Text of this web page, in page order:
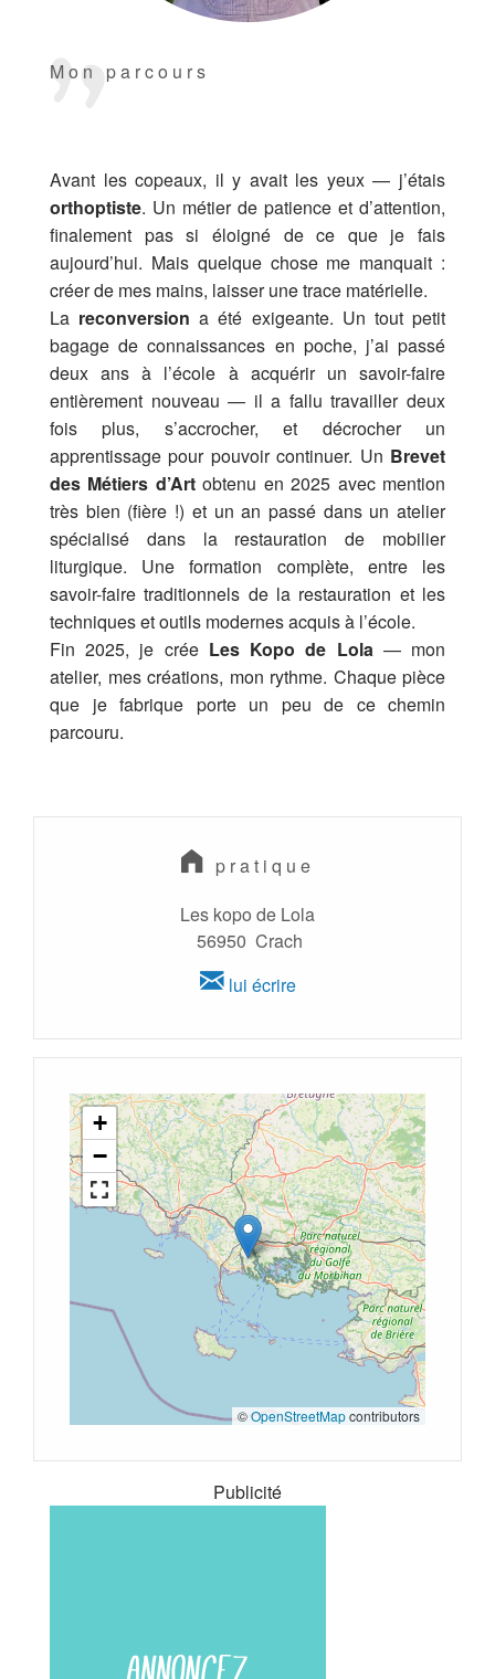
Mon parcours
Avant les copeaux, il y avait les yeux — j’étais
orthoptiste. Un métier de patience et d’attention,
finalement pas si éloigné de ce que je fais
aujourd’hui. Mais quelque chose me manquait :
créer de mes mains, laisser une trace matérielle.
La reconversion a été exigeante. Un tout petit
bagage de connaissances en poche, j’ai passé
deux ans à l’école à acquérir un savoir-faire
entièrement nouveau — il a fallu travailler deux
fois plus, s’accrocher, et décrocher un
apprentissage pour pouvoir continuer. Un Brevet
des Métiers d’Artobtenu en 2025 avec mention
très bien (fière !) et un an passé dans un atelier
spécialisé dans la restauration de mobilier
liturgique. Une formation complète, entre les
savoir-faire traditionnels de la restauration et les
techniques et outils modernes acquis à l’école.
Fin 2025, je crée Les Kopo de Lola— mon
atelier, mes créations, mon rythme. Chaque pièce
que je fabrique porte un peu de ce chemin
parcouru.
pratique
Les kopo de Lola
56950 Crach
lui écrire
+
−
©OpenStreetMapcontributors
Publicité